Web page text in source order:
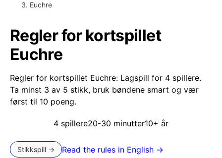
Euchre
Regler for kortspillet
Euchre
Euchre er kortspillet for 4 spillere. Et spill tar vanligvis
Regler for kortspillet Euchre: Lagspill for 4 spillere.
Ta minst 3 av 5 stikk, bruk bøndene smart og vær
først til 10 poeng.
4 spillere20-30 minutter10+ år
Stikkspill → Read the rules in English →